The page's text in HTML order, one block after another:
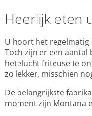
Heerlijk eten
U hoort het
Toch zijn er een aantal
hetelucht friteuse te
zo lekker, misschien
De belangrijkste
moment zijn Montana